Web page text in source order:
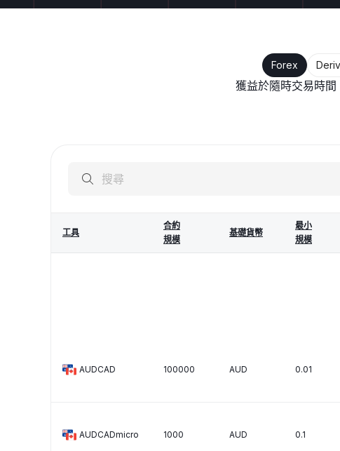
Forex
獲益於隨時交易時
工具
合約
規模
基礎貨幣
最小
規模
AUDCAD 100000 AUD 0.01
AUDCADmicro 1000 AUD 0.1